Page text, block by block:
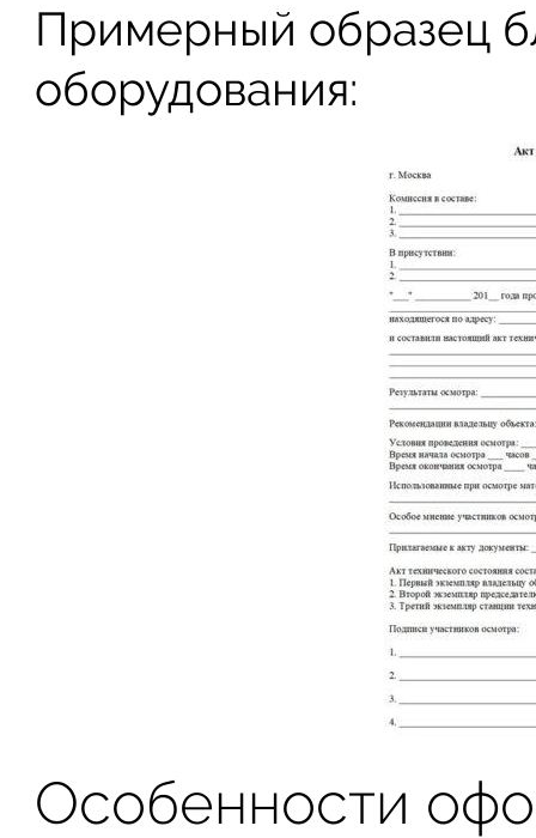
Примерный образец
оборудования:
Особенности